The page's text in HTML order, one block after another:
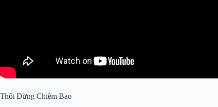
Thôi Đừng Chiêm Bao